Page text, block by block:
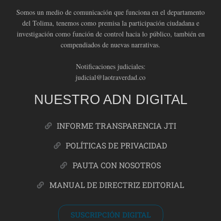
Somos un medio de comunicación que funciona en el departamento
del Tolima, tenemos como premisa la participación ciudadana e
investigación como función de control hacia lo público, también en
compendiados de nuevas narrativas.
Notificaciones judiciales:
judicial@laotraverdad.co
NUESTRO ADN DIGITAL
INFORME TRANSPARENCIA JTI
POLÍTICAS DE PRIVACIDAD
PAUTA CON NOSOTROS
MANUAL DE DIRECTRIZ EDITORIAL
SUSCRIPCIÓN DIGITAL